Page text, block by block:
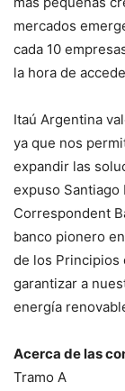
mercados
cada 10
la hora de
Itaú Argentina
ya que nos
expandir las
expuso Santiago
Correspondent
banco pionero
de los Principios
garantizar a
energía
Acerca de las
Tramo A